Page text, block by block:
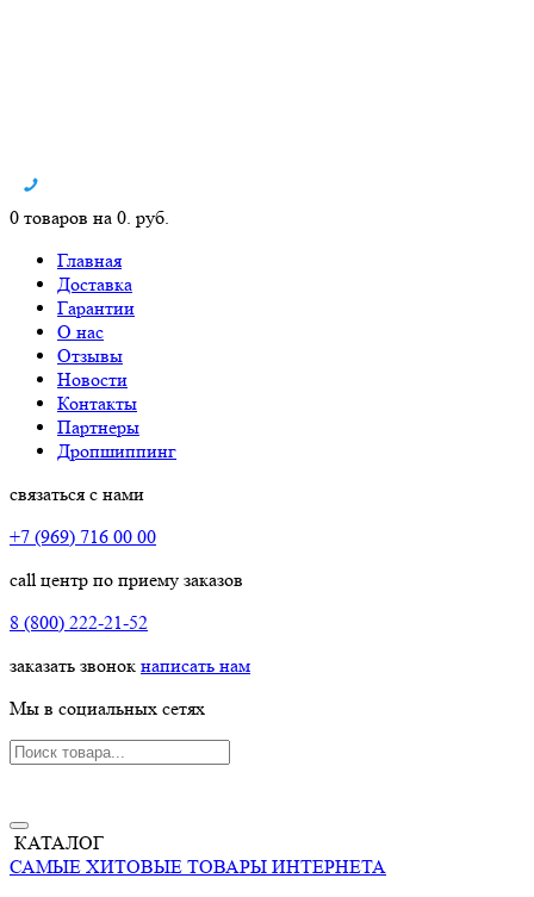
0 товаров на 0. руб.
Главная
Доставка
Гарантии
О нас
Отзывы
Новости
Контакты
Партнеры
Дропшиппинг
связаться с нами
+7 (969) 716 00 00
call центр по приему заказов
8 (800) 222-21-52
заказать звонок написать нам
Мы в социальных сетях
КАТАЛОГ
САМЫЕ ХИТОВЫЕ ТОВАРЫ ИНТЕРНЕТА